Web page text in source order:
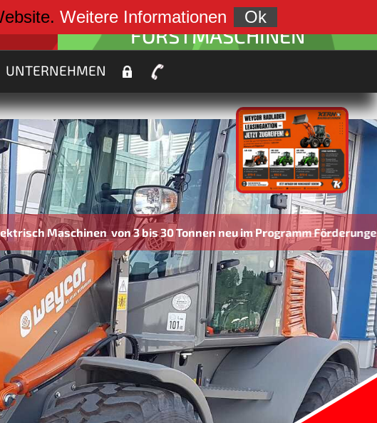
von 3 bis 30 Tonnen neu im Programm Förderungen bis zu 45%
weiter zu:
FORSTMASCHINEN
UNTERNEHMEN
Weitere Informationen Ok